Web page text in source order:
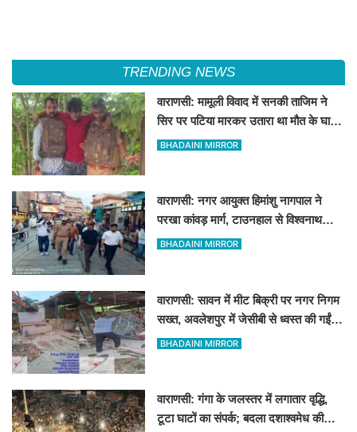
TRENDING NEWS
वाराणसी: मामूली विवाद में सनकी ताजिम ने
सिर पर पटिया मारकर उतारा था मौत के घाट,
पत्नी रहती है मायके, जानें पूरा घटनाक्रम
BHADAINI MIRROR
वाराणसी: नगर आयुक्त हिमांशु नागपाल ने
परखा कांवड़ मार्ग, टाउनहाल से विश्वनाथ
मंदिर तक किया पैदल और गोल्फ कार्ट से
BHADAINI MIRROR
वाराणसी: सावन में मीट बिक्री पर नगर निगम
सख्त, अवलेशपुर में जेसीबी से ध्वस्त की गईं
12 दुकानें
BHADAINI MIRROR
वाराणसी: गंगा के जलस्तर में लगातार वृद्धि,
टूटा घाटों का संपर्क; बदला दशाश्वमेध की